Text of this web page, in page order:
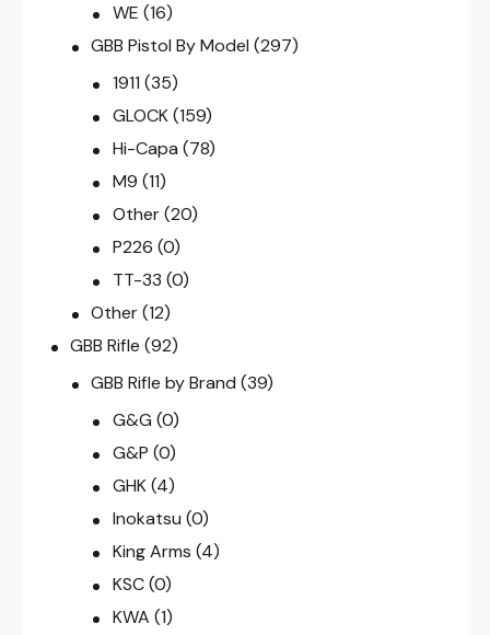
WE (16)
GBB Pistol By Model (297)
1911 (35)
GLOCK (159)
Hi-Capa (78)
M9 (11)
Other (20)
P226 (0)
TT-33 (0)
Other (12)
GBB Rifle (92)
GBB Rifle by Brand (39)
G&G (0)
G&P (0)
GHK (4)
Inokatsu (0)
King Arms (4)
KSC (0)
KWA (1)